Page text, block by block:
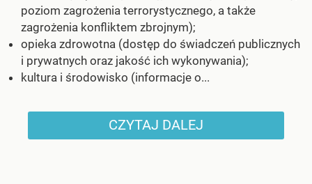
poziom zagrożenia terrorystycznego, a także
zagrożenia konfliktem zbrojnym);
opieka zdrowotna (dostęp do świadczeń publicznych
i prywatnych oraz jakość ich wykonywania);
kultura i środowisko (informacje o...
CZYTAJ DALEJ